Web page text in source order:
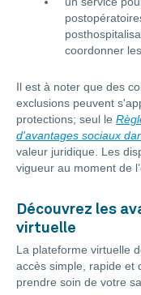
coordonner
Il est à noter que des
exclusions peuvent
protections; seul le
d'avantages sociaux
valeur juridique. Les
vigueur au moment de
Découvrez les
virtuelle
La plateforme virtuelle
accès simple, rapide et
prendre soin de votre